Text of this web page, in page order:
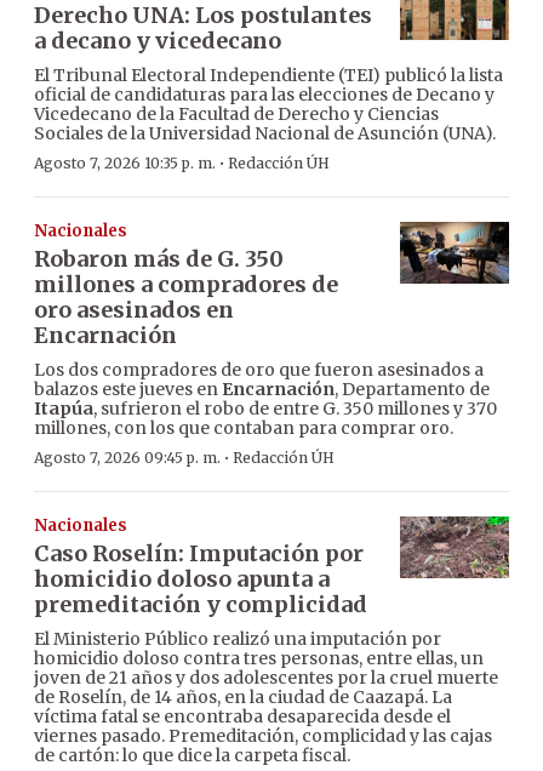
Derecho UNA: Los postulantes
a decano y vicedecano
El Tribunal Electoral Independiente (TEI) publicó la lista
oficial de candidaturas para las elecciones de Decano y
Vicedecano de la Facultad de Derecho y Ciencias
Sociales de la Universidad Nacional de Asunción (UNA).
Agosto 7, 2026 10:35 p. m. · Redacción ÚH
Nacionales
Robaron más de G. 350
millones a compradores de
oro asesinados en
Encarnación
Los dos compradores de oro que fueron asesinados a
balazos este jueves en Encarnación, Departamento de
Itapúa, sufrieron el robo de entre G. 350 millones y 370
millones, con los que contaban para comprar oro.
Agosto 7, 2026 09:45 p. m. · Redacción ÚH
Nacionales
Caso Roselín: Imputación por
homicidio doloso apunta a
premeditación y complicidad
El Ministerio Público realizó una imputación por
homicidio doloso contra tres personas, entre ellas, un
joven de 21 años y dos adolescentes por la cruel muerte
de Roselín, de 14 años, en la ciudad de Caazapá. La
víctima fatal se encontraba desaparecida desde el
viernes pasado. Premeditación, complicidad y las cajas
de cartón: lo que dice la carpeta fiscal.